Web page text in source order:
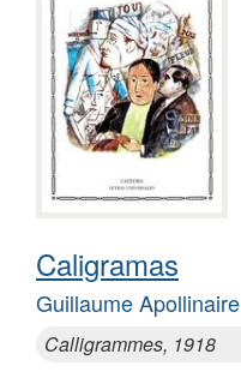
Caligramas
Guillaume Apollinaire
Calligrammes, 1918